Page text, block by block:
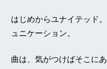
はじめからユナイテッド
ュニケーション。
曲は、気がつけばそこに